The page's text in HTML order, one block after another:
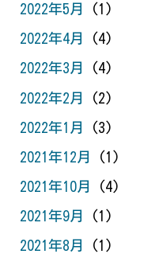
2022年5月 (1)
2022年4月 (4)
2022年3月 (4)
2022年2月 (2)
2022年1月 (3)
2021年12月 (1)
2021年10月 (4)
2021年9月 (1)
2021年8月 (1)